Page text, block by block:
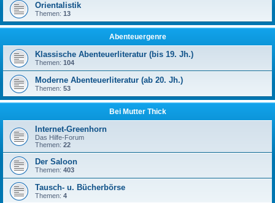
Orientalistik
Themen: 13
Abenteuergenre
Klassische Abenteuerliteratur (bis 19. Jh.)
Themen: 104
Moderne Abenteuerliteratur (ab 20. Jh.)
Themen: 53
Bei Mutter Thick
Internet-Greenhorn
Das Hilfe-Forum
Themen: 22
Der Saloon
Themen: 403
Tausch- u. Bücherbörse
Themen: 4